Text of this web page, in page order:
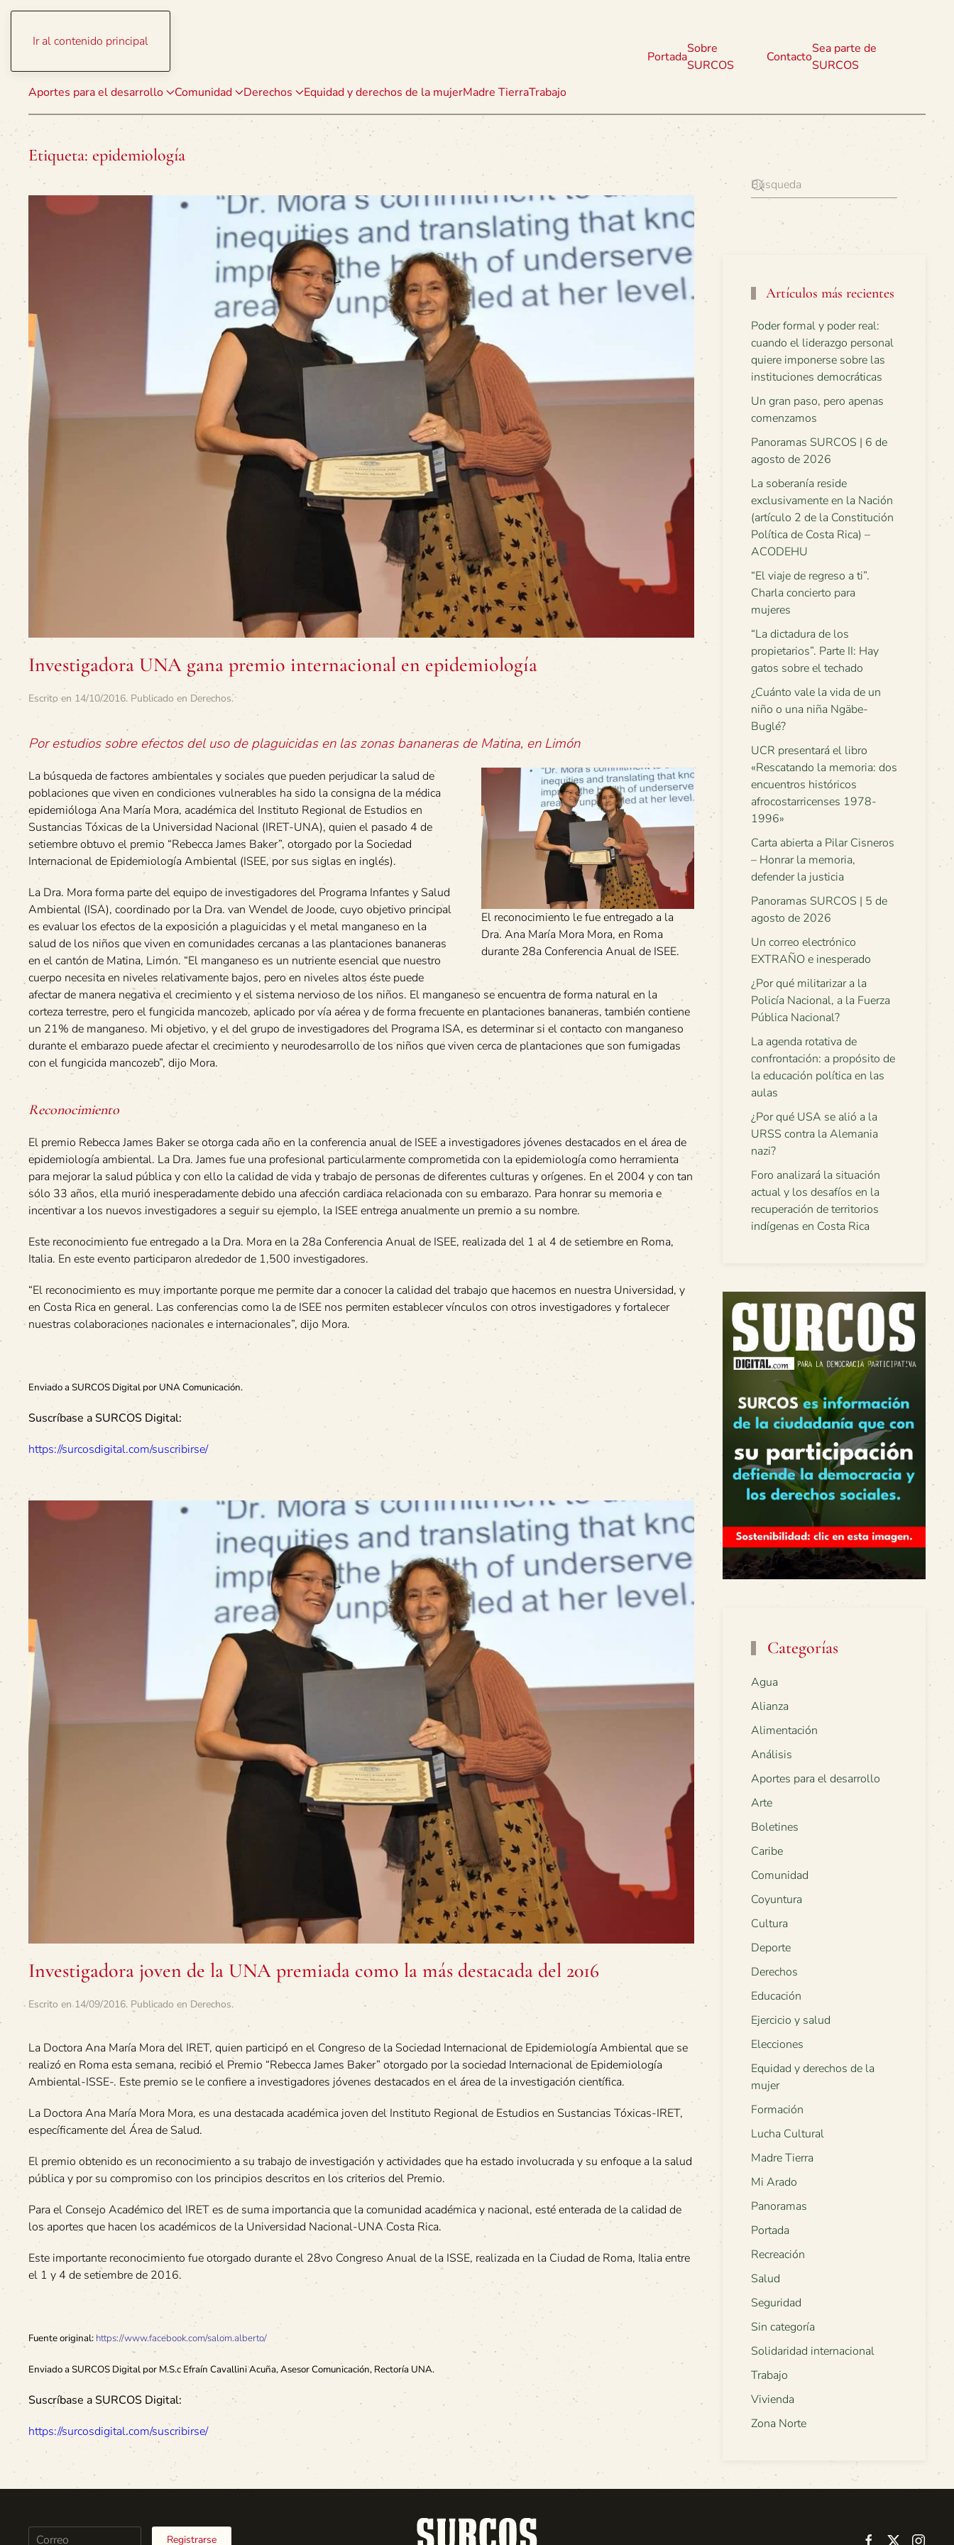
Ir al contenido principal
Aportes para el desarrollo Comunidad Derechos Equidad y derechos de la mujerMadre TierraTrabajo
Portada
Sobre
SURCOS
Contacto
Sea parte de
SURCOS
Etiqueta: epidemiología
Investigadora UNA gana premio internacional en epidemiología
Escrito en 14/10/2016. Publicado en Derechos.
Por estudios sobre efectos del uso de plaguicidas en las zonas bananeras de Matina, en Limón
El reconocimiento le fue entregado a la
Dra. Ana María Mora Mora, en Roma
durante 28a Conferencia Anual de ISEE.
La búsqueda de factores ambientales y sociales que pueden perjudicar la salud de
poblaciones que viven en condiciones vulnerables ha sido la consigna de la médica
epidemióloga Ana María Mora, académica del Instituto Regional de Estudios en
Sustancias Tóxicas de la Universidad Nacional (IRET-UNA), quien el pasado 4 de
setiembre obtuvo el premio “Rebecca James Baker”, otorgado por la Sociedad
Internacional de Epidemiología Ambiental (ISEE, por sus siglas en inglés).
La Dra. Mora forma parte del equipo de investigadores del Programa Infantes y Salud
Ambiental (ISA), coordinado por la Dra. van Wendel de Joode, cuyo objetivo principal
es evaluar los efectos de la exposición a plaguicidas y el metal manganeso en la
salud de los niños que viven en comunidades cercanas a las plantaciones bananeras
en el cantón de Matina, Limón. “El manganeso es un nutriente esencial que nuestro
cuerpo necesita en niveles relativamente bajos, pero en niveles altos éste puede
afectar de manera negativa el crecimiento y el sistema nervioso de los niños. El manganeso se encuentra de forma natural en la
corteza terrestre, pero el fungicida mancozeb, aplicado por vía aérea y de forma frecuente en plantaciones bananeras, también contiene
un 21% de manganeso. Mi objetivo, y el del grupo de investigadores del Programa ISA, es determinar si el contacto con manganeso
durante el embarazo puede afectar el crecimiento y neurodesarrollo de los niños que viven cerca de plantaciones que son fumigadas
con el fungicida mancozeb”, dijo Mora.
Reconocimiento
El premio Rebecca James Baker se otorga cada año en la conferencia anual de ISEE a investigadores jóvenes destacados en el área de
epidemiología ambiental. La Dra. James fue una profesional particularmente comprometida con la epidemiología como herramienta
para mejorar la salud pública y con ello la calidad de vida y trabajo de personas de diferentes culturas y orígenes. En el 2004 y con tan
sólo 33 años, ella murió inesperadamente debido una afección cardiaca relacionada con su embarazo. Para honrar su memoria e
incentivar a los nuevos investigadores a seguir su ejemplo, la ISEE entrega anualmente un premio a su nombre.
Este reconocimiento fue entregado a la Dra. Mora en la 28a Conferencia Anual de ISEE, realizada del 1 al 4 de setiembre en Roma,
Italia. En este evento participaron alrededor de 1,500 investigadores.
“El reconocimiento es muy importante porque me permite dar a conocer la calidad del trabajo que hacemos en nuestra Universidad, y
en Costa Rica en general. Las conferencias como la de ISEE nos permiten establecer vínculos con otros investigadores y fortalecer
nuestras colaboraciones nacionales e internacionales”, dijo Mora.
Enviado a SURCOS Digital por UNA Comunicación.
Suscríbase a SURCOS Digital:
https://surcosdigital.com/suscribirse/
Investigadora joven de la UNA premiada como la más destacada del 2016
Escrito en14/09/2016. Publicado en Derechos.
La Doctora Ana María Mora del IRET, quien participó en el Congreso de la Sociedad Internacional de Epidemiología Ambiental que se
realizó en Roma esta semana, recibió el Premio “Rebecca James Baker” otorgado por la sociedad Internacional de Epidemiología
Ambiental-ISSE-. Este premio se le confiere a investigadores jóvenes destacados en el área de la investigación científica.
La Doctora Ana María Mora Mora, es una destacada académica joven del Instituto Regional de Estudios en Sustancias Tóxicas-IRET,
específicamente del Área de Salud.
El premio obtenido es un reconocimiento a su trabajo de investigación y actividades que ha estado involucrada y su enfoque a la salud
pública y por su compromiso con los principios descritos en los criterios del Premio.
Para el Consejo Académico del IRET es de suma importancia que la comunidad académica y nacional, esté enterada de la calidad de
los aportes que hacen los académicos de la Universidad Nacional-UNA Costa Rica.
Este importante reconocimiento fue otorgado durante el 28vo Congreso Anual de la ISSE, realizada en la Ciudad de Roma, Italia entre
el 1 y 4 de setiembre de 2016.
Fuente original: https://www.facebook.com/salom.alberto/
Enviado a SURCOS Digital por M.S.c Efraín Cavallini Acuña, Asesor Comunicación, Rectoría UNA.
Suscríbase a SURCOS Digital:
https://surcosdigital.com/suscribirse/
Artículos más recientes
Poder formal y poder real:
cuando el liderazgo personal
quiere imponerse sobre las
instituciones democráticas
Un gran paso, pero apenas
comenzamos
Panoramas SURCOS | 6 de
agosto de 2026
La soberanía reside
exclusivamente en la Nación
(artículo 2 de la Constitución
Política de Costa Rica) –
ACODEHU
“El viaje de regreso a ti”.
Charla concierto para
mujeres
“La dictadura de los
propietarios”. Parte II: Hay
gatos sobre el techado
¿Cuánto vale la vida de un
niño o una niña Ngäbe-
Buglé?
UCR presentará el libro
«Rescatando la memoria: dos
encuentros históricos
afrocostarricenses 1978-
1996»
Carta abierta a Pilar Cisneros
– Honrar la memoria,
defender la justicia
Panoramas SURCOS | 5 de
agosto de 2026
Un correo electrónico
EXTRAÑO e inesperado
¿Por qué militarizar a la
Policía Nacional, a la Fuerza
Pública Nacional?
La agenda rotativa de
confrontación: a propósito de
la educación política en las
aulas
¿Por qué USA se alió a la
URSS contra la Alemania
nazi?
Foro analizará la situación
actual y los desafíos en la
recuperación de territorios
indígenas en Costa Rica
Categorías
Agua
Alianza
Alimentación
Análisis
Aportes para el desarrollo
Arte
Boletines
Caribe
Comunidad
Coyuntura
Cultura
Deporte
Derechos
Educación
Ejercicio y salud
Elecciones
Equidad y derechos de la
mujer
Formación
Lucha Cultural
Madre Tierra
Mi Arado
Panoramas
Portada
Recreación
Salud
Seguridad
Sin categoría
Solidaridad internacional
Trabajo
Vivienda
Zona Norte
Registrarse